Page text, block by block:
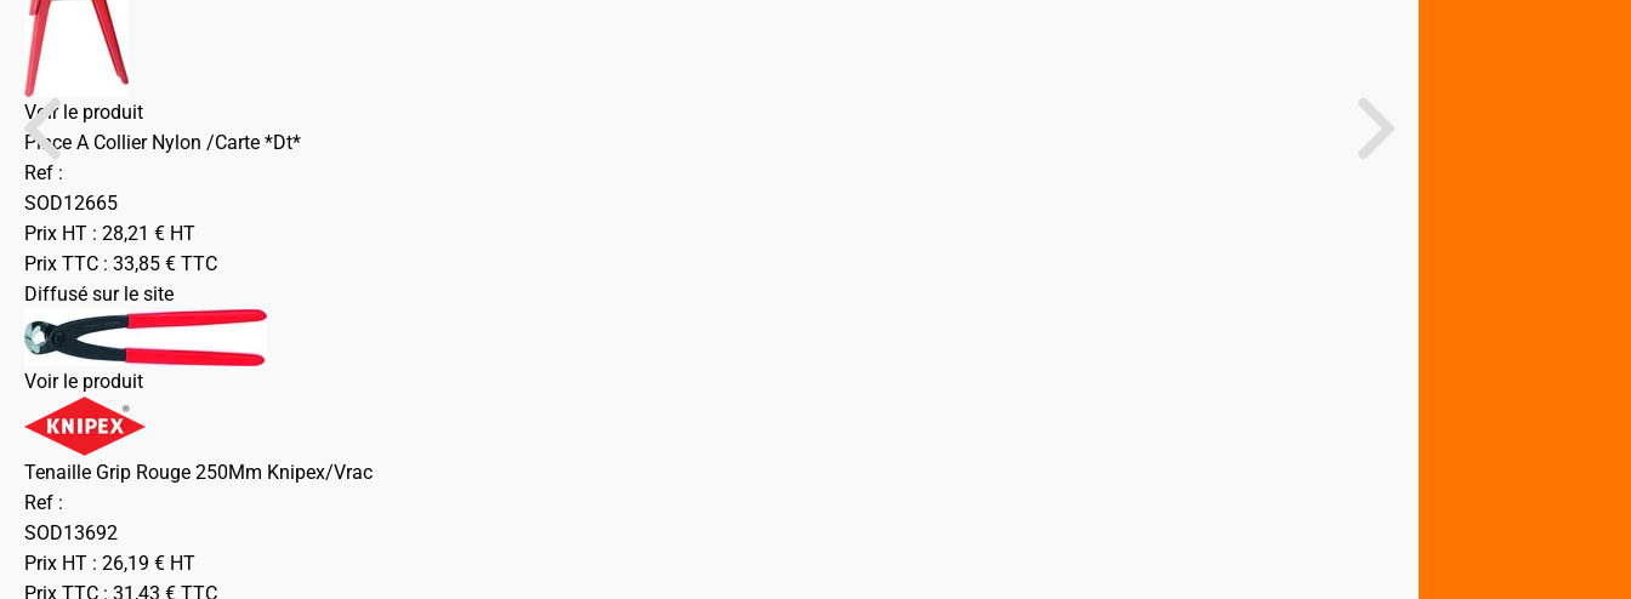
Voir le produit
Pince A Collier Nylon /Carte *Dt*
Ref :
SOD12665
Prix HT : 28,21 € HT
Prix TTC : 33,85 € TTC
Diffusé sur le site
Voir le produit
Tenaille Grip Rouge 250Mm Knipex/Vrac
Ref :
SOD13692
Prix HT : 26,19 € HT
Prix TTC : 31,43 € TTC